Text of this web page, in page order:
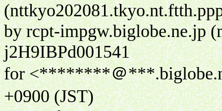
by rcpt-impgw.biglobe.ne.jp
j2H9IBPd001541
for <********＠
+0900 (JST)